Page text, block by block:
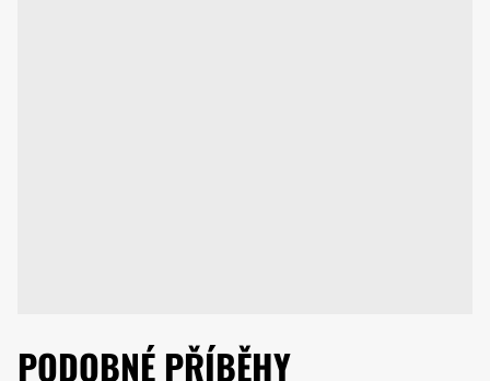
PODOBNÉ PŘÍBĚHY